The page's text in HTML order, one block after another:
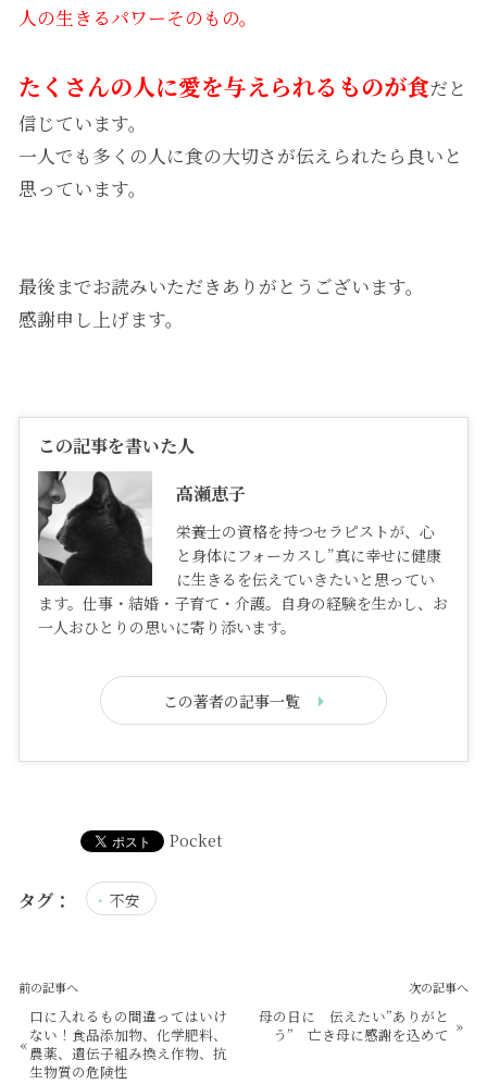
人の生きるパワーそのもの。
たくさんの人に愛を与えられるものが食だと
信じています。
一人でも多くの人に食の大切さが伝えられたら良いと
思っています。
最後までお読みいただきありがとうございます。
感謝申し上げます。
この記事を書いた人
高瀬恵子
栄養士の資格を持つセラピストが、心
と身体にフォーカスし”真に幸せに健康
に生きるを伝えていきたいと思ってい
ます。仕事・結婚・子育て・介護。自身の経験を生かし、お
一人おひとりの思いに寄り添います。
この著者の記事一覧
Pocket
タグ： 不安
前の記事へ
«
口に入れるもの間違ってはいけ
ない！食品添加物、化学肥料、
農薬、遺伝子組み換え作物、抗
生物質の危険性
次の記事へ
母の日に 伝えたい”ありがと
う” 亡き母に感謝を込めて »